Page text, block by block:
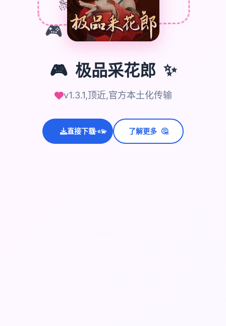
🎮
🎮 极品采花郎 ✨
v1.3.1,顶近,官方本土化传输
直接下载✨⭐💫 了解更多 🤔